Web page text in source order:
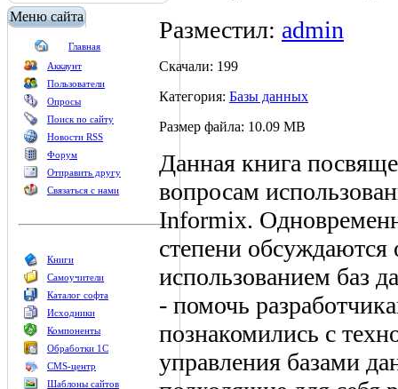
Меню сайта
Главная
Аккаунт
Пользователи
Опросы
Поиск по сайту
Новости RSS
Форум
Отправить другу
Связаться с нами
Книги
Самоучители
Каталог софта
Исходники
Компоненты
Обработки 1С
CMS-центр
Шаблоны сайтов
Разместил: admin
Скачали: 199
Категория: Базы данных
Размер файла: 10.09 MB
Данная книга
вопросам
Informix.
степени
использованием баз
- помочь
познакомились с
управления базами